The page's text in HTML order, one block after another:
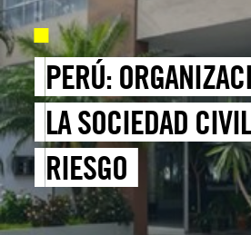
PERÚ:
LA SOCIEDAD
RIESGO